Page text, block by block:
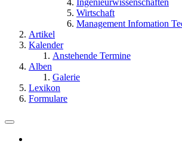
Ingenieurwissenschaften
Wirtschaft
Management Infomation
Artikel
Kalender
Anstehende Termine
Alben
Galerie
Lexikon
Formulare